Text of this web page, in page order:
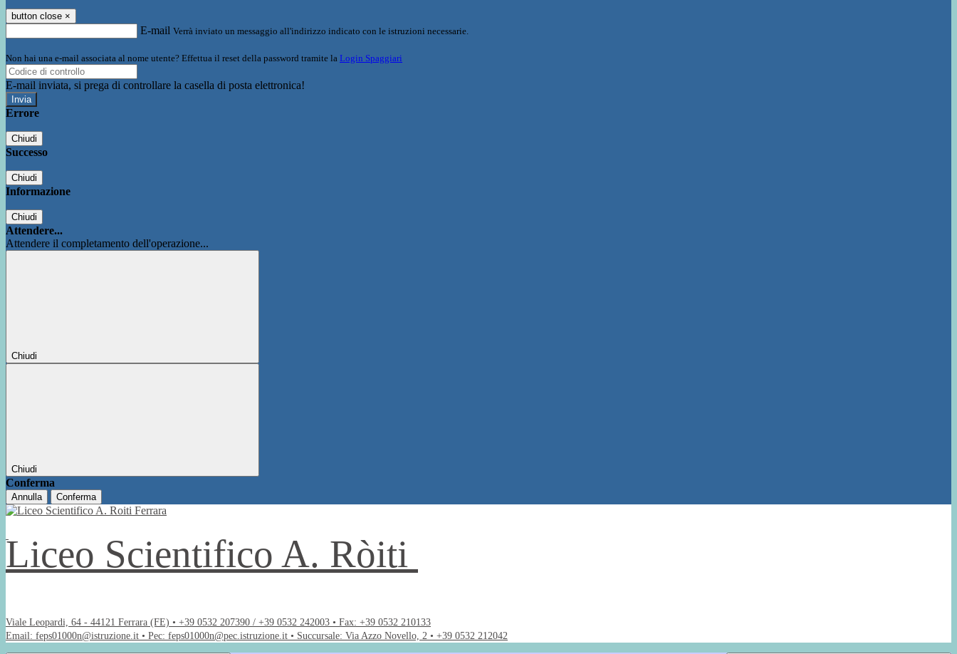
button close ×
E-mail Verrà inviato un messaggio all'indirizzo indicato con le istruzioni necessarie.
Non hai una e-mail associata al nome utente? Effettua il reset della password tramite la Login Spaggiari
E-mail inviata, si prega di controllare la casella di posta elettronica!
Errore
Chiudi
Successo
Chiudi
Informazione
Chiudi
Attendere...
Attendere il completamento dell'operazione...
Chiudi
Chiudi
Conferma
Annulla Conferma
Liceo Scientifico A. Ròiti
Viale Leopardi, 64 - 44121 Ferrara (FE) • +39 0532 207390 / +39 0532 242003 • Fax: +39 0532 210133
Email: feps01000n@istruzione.it • Pec: feps01000n@pec.istruzione.it • Succursale: Via Azzo Novello, 2 • +39 0532 212042